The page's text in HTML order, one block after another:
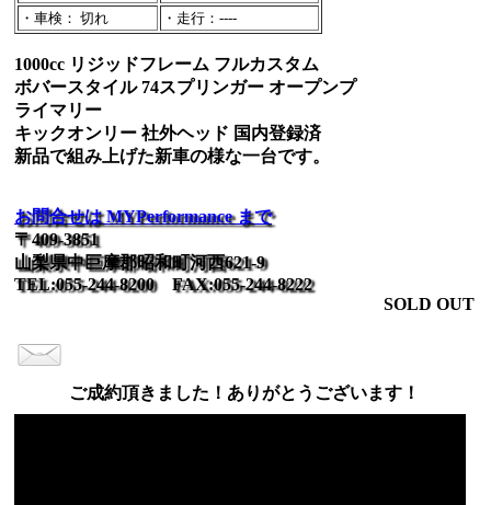
・車検： 切れ
・走行：----
1000cc リジッドフレーム フルカスタム
ボバースタイル 74スプリンガー オープンプ
ライマリー
キックオンリー 社外ヘッド 国内登録済
新品で組み上げた新車の様な一台です。
お問合せは MYPerformance まで
〒409-3851
山梨県中巨摩郡昭和町河西621-9
TEL:055-244-8200 FAX:055-244-8222
SOLD OUT
ご成約頂きました！ありがとうございます！